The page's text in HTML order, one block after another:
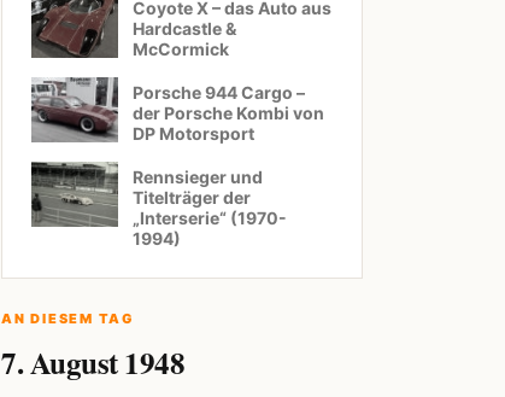
Coyote X – das Auto aus
Hardcastle &
McCormick
Porsche 944 Cargo –
der Porsche Kombi von
DP Motorsport
Rennsieger und
Titelträger der
„Interserie“ (1970-
1994)
AN DIESEM TAG
7. August 1948